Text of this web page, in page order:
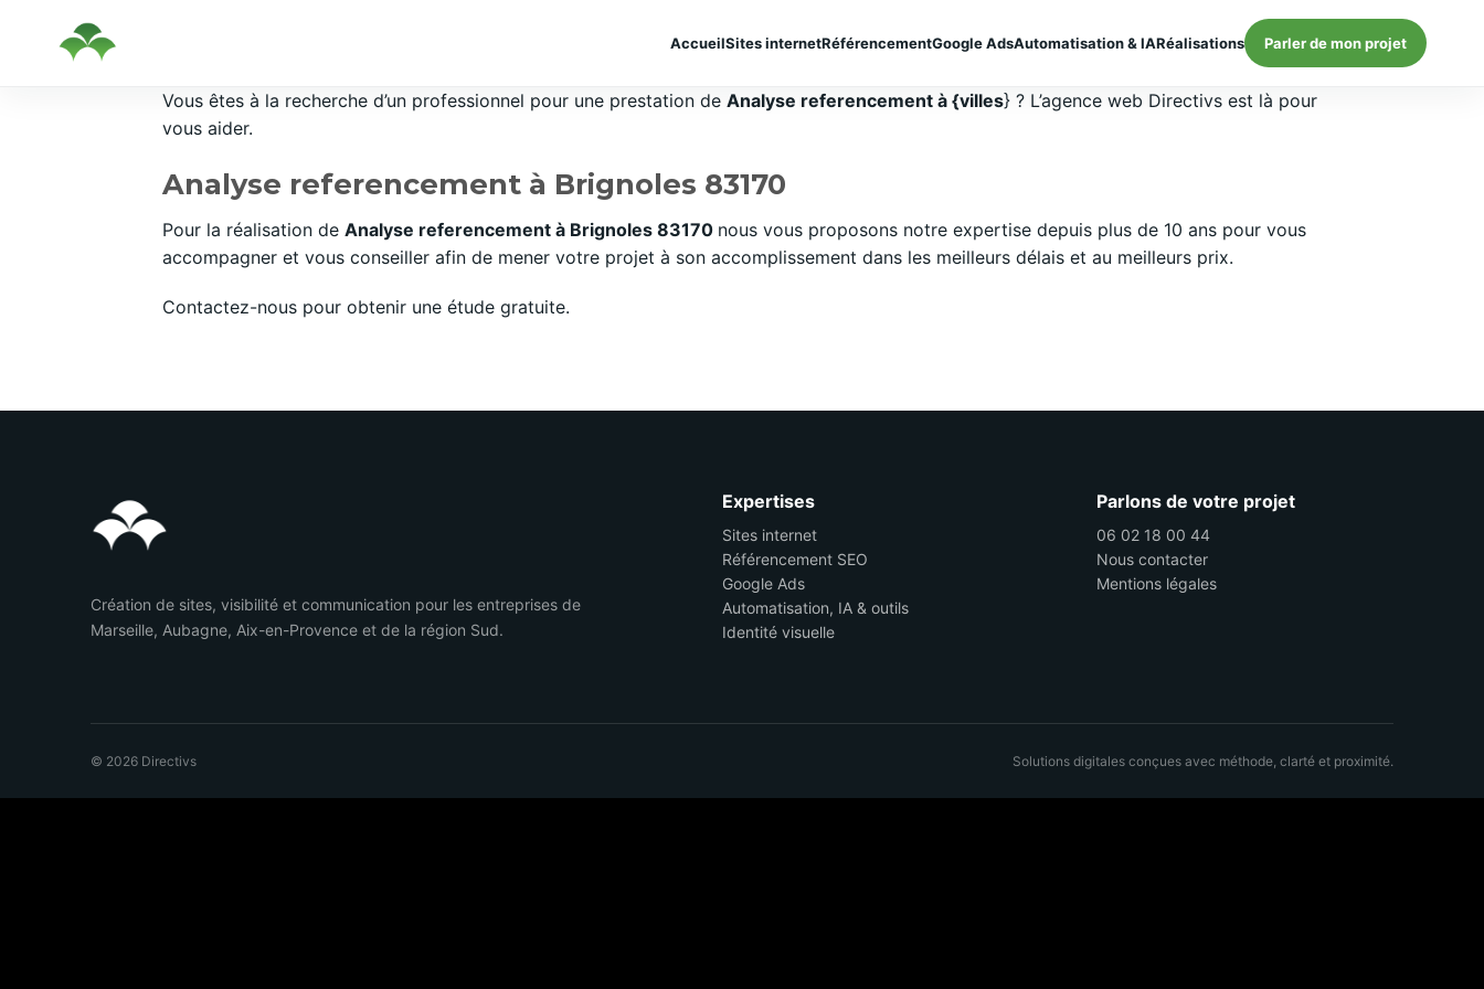
AccueilSites internetRéférencementGoogle AdsAutomatisation & IARéalisations Parler de mon projet
Vous êtes à la recherche d’un professionnel pour une prestation de Analyse referencement à {villes} ? L’agence web Directivs est là pour
vous aider.
Analyse referencement à Brignoles 83170
Pour la réalisation de Analyse referencement à Brignoles 83170 nous vous proposons notre expertise depuis plus de 10 ans pour vous
accompagner et vous conseiller afin de mener votre projet à son accomplissement dans les meilleurs délais et au meilleurs prix.
Contactez-nous pour obtenir une étude gratuite.
Création de sites, visibilité et communication pour les entreprises de
Marseille, Aubagne, Aix-en-Provence et de la région Sud.
Expertises
Sites internet
Référencement SEO
Google Ads
Automatisation, IA & outils
Identité visuelle
Parlons de votre projet
06 02 18 00 44
Nous contacter
Mentions légales
© 2026 Directivs Solutions digitales conçues avec méthode, clarté et proximité.